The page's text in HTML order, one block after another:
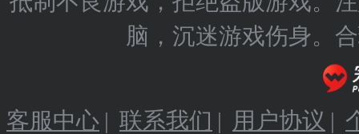
脑，沉迷游戏伤身。
客服中心 | 联系我们 | 用户协议 |